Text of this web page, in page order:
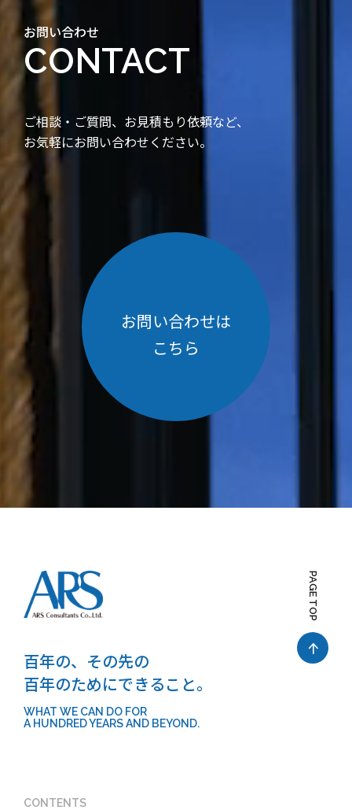
お問い合わせ
CONTACT
ご相談・ご質問、お見積もり依頼など、
お気軽にお問い合わせください。
お問い合わせは
こちら
PAGE TOP
百年の、その先の
百年のためにできること。
WHAT WE CAN DO FOR
A HUNDRED YEARS AND BEYOND.
CONTENTS